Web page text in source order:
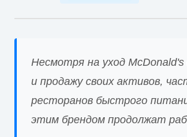
Несмотря на уход McDonald's
и продажу своих активов,
ресторанов быстрого
этим брендом продолжат